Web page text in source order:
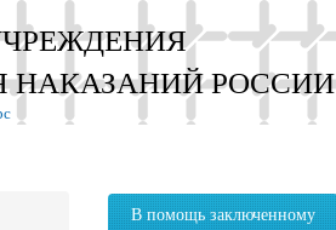
НАКАЗАНИЙ РОССИИ
В помощь заключенному